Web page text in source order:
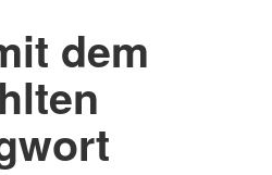
dem